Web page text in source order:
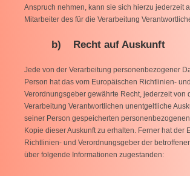
Anspruch nehmen, kann sie sich hierzu jederzeit
Mitarbeiter des für die Verarbeitung
b) Recht auf Auskunft
Jede von der Verarbeitung personenbezogener
Person hat das vom Europäischen Richtlinien- und
Verordnungsgeber gewährte Recht, jederzeit von
Verarbeitung Verantwortlichen unentgeltliche
seiner Person gespeicherten
Kopie dieser Auskunft zu erhalten. Ferner hat der
Richtlinien- und Verordnungsgeber der
über folgende Informationen zugestanden: